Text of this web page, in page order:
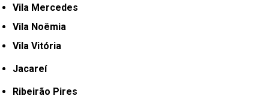
Vila Mercedes
Vila Noêmia
Vila Vitória
Jacareí
Ribeirão Pires